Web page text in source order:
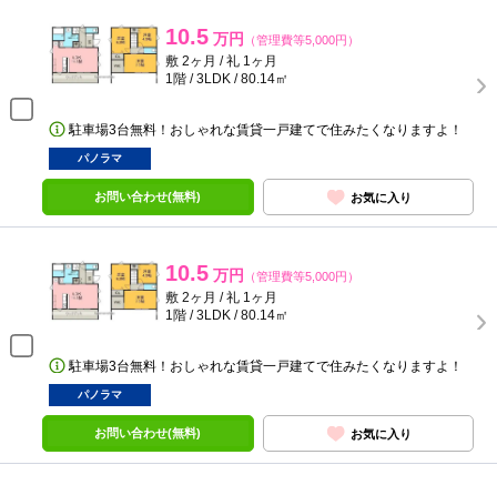
10.5 万円 （管理費等5,000円）
敷 2ヶ月 / 礼 1ヶ月
1階 / 3LDK / 80.14㎡
駐車場3台無料！おしゃれな賃貸一戸建てで住みたくなりますよ！
パノラマ
お問い合わせ(無料) お気に入り
10.5 万円 （管理費等5,000円）
敷 2ヶ月 / 礼 1ヶ月
1階 / 3LDK / 80.14㎡
駐車場3台無料！おしゃれな賃貸一戸建てで住みたくなりますよ！
パノラマ
お問い合わせ(無料) お気に入り